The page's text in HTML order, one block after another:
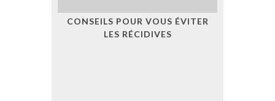
CONSEILS POUR VOUS ÉVITER
LES RÉCIDIVES